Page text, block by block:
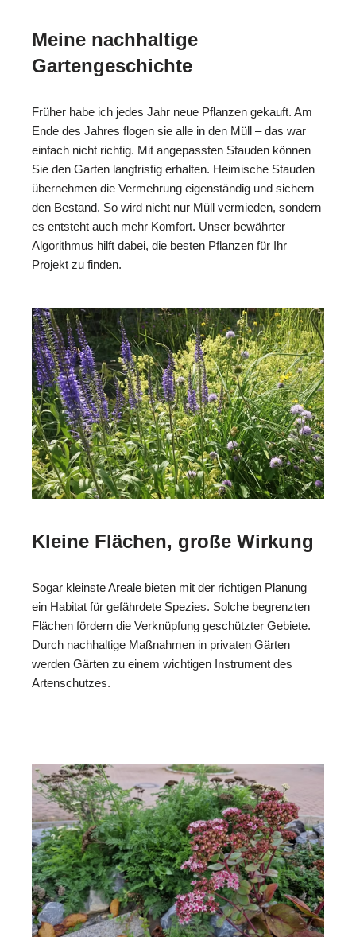
Meine nachhaltige
Gartengeschichte
Früher habe ich jedes Jahr neue Pflanzen gekauft. Am
Ende des Jahres flogen sie alle in den Müll – das war
einfach nicht richtig. Mit angepassten Stauden können
Sie den Garten langfristig erhalten. Heimische Stauden
übernehmen die Vermehrung eigenständig und sichern
den Bestand. So wird nicht nur Müll vermieden, sondern
es entsteht auch mehr Komfort. Unser bewährter
Algorithmus hilft dabei, die besten Pflanzen für Ihr
Projekt zu finden.
Kleine Flächen, große Wirkung
Sogar kleinste Areale bieten mit der richtigen Planung
ein Habitat für gefährdete Spezies. Solche begrenzten
Flächen fördern die Verknüpfung geschützter Gebiete.
Durch nachhaltige Maßnahmen in privaten Gärten
werden Gärten zu einem wichtigen Instrument des
Artenschutzes.